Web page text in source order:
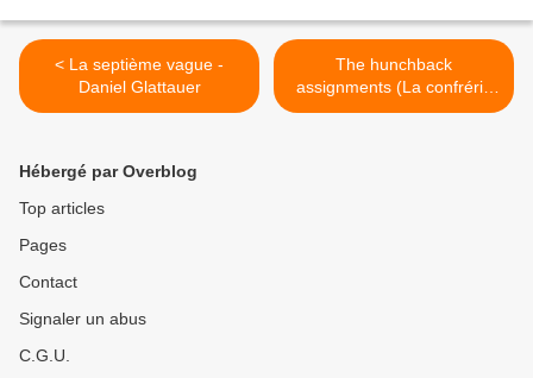
< La septième vague -
Daniel Glattauer
The hunchback
assignments (La confrérie
de l'horloge) - Arthur Slade
Hébergé par Overblog
Top articles
Pages
Contact
Signaler un abus
C.G.U.